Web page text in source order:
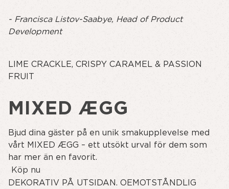
- Francisca Listov-Saabye, Head of Product
Development
LIME CRACKLE, CRISPY CARAMEL & PASSION
FRUIT
MIXED ÆGG
Bjud dina gäster på en unik smakupplevelse med
vårt MIXED ÆGG – ett utsökt urval för dem som
har mer än en favorit.
Köp nu
DEKORATIV PÅ UTSIDAN. OEMOTSTÅNDLIG